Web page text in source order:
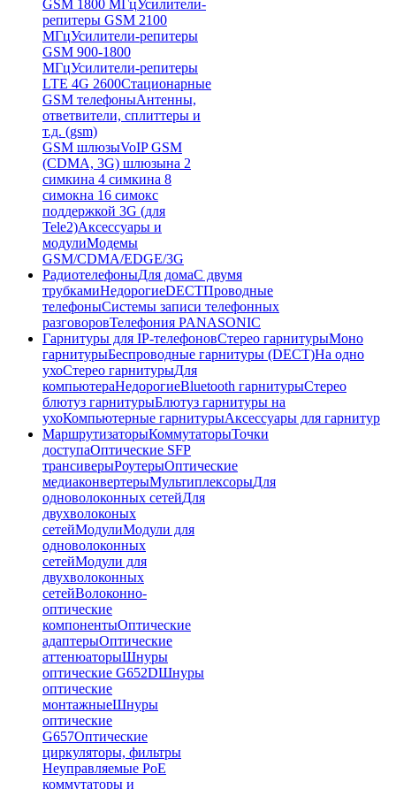
GSM 1800 МГцУсилители-
репитеры GSM 2100
МГцУсилители-репитеры
GSM 900-1800
МГцУсилители-репитеры
LTE 4G 2600Стационарные
GSM телефоныАнтенны,
ответвители, сплиттеры и
т.д. (gsm)
GSM шлюзыVoIP GSM
(CDMA, 3G) шлюзына 2
симкина 4 симкина 8
симокна 16 симокс
поддержкой 3G (для
Tele2)Аксессуары и
модулиМодемы
GSM/CDMA/EDGE/3G
РадиотелефоныДля домаС двумя
трубкамиНедорогиеDECTПроводные
телефоныСистемы записи телефонных
разговоровТелефония PANASONIC
Гарнитуры для IP-телефоновСтерео гарнитурыМоно
гарнитурыБеспроводные гарнитуры (DECT)На одно
ухоСтерео гарнитурыДля
компьютераНедорогиеBluetooth гарнитурыСтерео
блютуз гарнитурыБлютуз гарнитуры на
ухоКомпьютерные гарнитурыАксессуары для гарнитур
МаршрутизаторыКоммутаторыТочки
доступаОптические SFP
трансиверыРоутерыОптические
медиаконвертерыМультиплексорыДля
одноволоконных сетейДля
двухволоконых
сетейМодулиМодули для
одноволоконных
сетейМодули для
двухволоконных
сетейВолоконно-
оптические
компонентыОптические
адаптерыОптические
аттенюаторыШнуры
оптические G652DШнуры
оптические
монтажныеШнуры
оптические
G657Оптические
циркуляторы, фильтры
Неуправляемые PoE
коммутаторы и